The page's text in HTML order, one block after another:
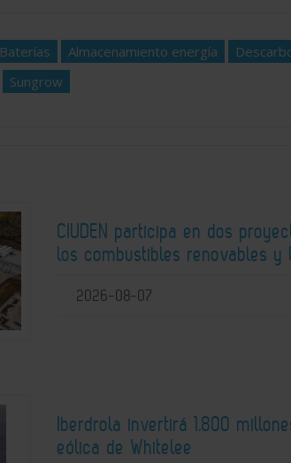
Baterías Almacenamiento energía
Sungrow
CIUDEN participa en dos
los combustibles renovables
2026-08-07
Iberdrola invertirá 1.800
eólica de Whitelee